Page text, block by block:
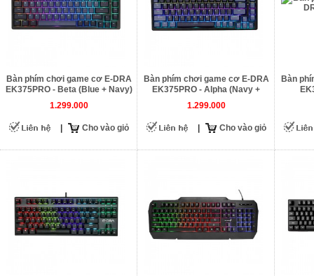
Bàn phím chơi game cơ E-DRA
EK375PRO - Beta (Blue + Navy)
1.299.000
Cho vào giỏ
Bàn phím chơi game cơ E-DRA
EK375PRO - Alpha (Navy +
Blue)
1.299.000
Cho vào giỏ
Bàn